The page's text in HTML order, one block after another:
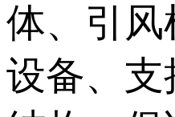
体、引
设备、支